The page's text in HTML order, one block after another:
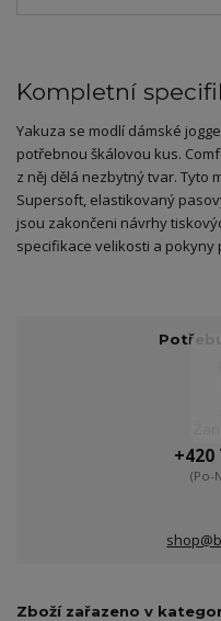
Kompletní
Yakuza se modlí dámské
potřebnou škálovou kus.
z něj dělá nezbytný tvar. Tyto
Supersoft, elastikovaný
jsou zakončeni návrhy
specifikace velikosti a pokyny
+420
(Po-
Zboží zařazeno v